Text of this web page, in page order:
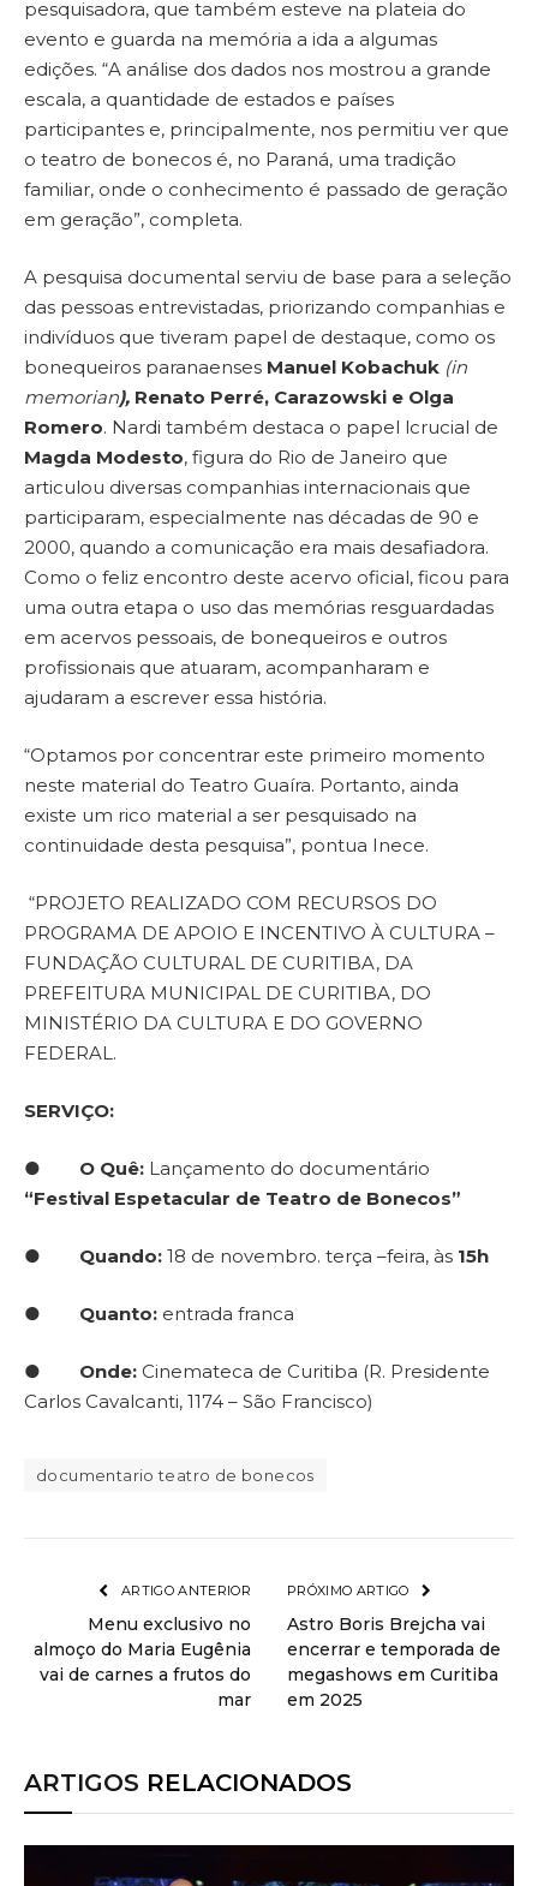
pesquisadora, que também esteve na plateia do
evento e guarda na memória a ida a algumas
edições. “A análise dos dados nos mostrou a grande
escala, a quantidade de estados e países
participantes e, principalmente, nos permitiu ver que
o teatro de bonecos é, no Paraná, uma tradição
familiar, onde o conhecimento é passado de geração
em geração”, completa.
A pesquisa documental serviu de base para a seleção
das pessoas entrevistadas, priorizando companhias e
indivíduos que tiveram papel de destaque, como os
bonequeiros paranaenses Manuel Kobachuk (in
memorian), Renato Perré, Carazowski e Olga
Romero. Nardi também destaca o papel lcrucial de
Magda Modesto, figura do Rio de Janeiro que
articulou diversas companhias internacionais que
participaram, especialmente nas décadas de 90 e
2000, quando a comunicação era mais desafiadora.
Como o feliz encontro deste acervo oficial, ficou para
uma outra etapa o uso das memórias resguardadas
em acervos pessoais, de bonequeiros e outros
profissionais que atuaram, acompanharam e
ajudaram a escrever essa história.
“Optamos por concentrar este primeiro momento
neste material do Teatro Guaíra. Portanto, ainda
existe um rico material a ser pesquisado na
continuidade desta pesquisa”, pontua Inece.
“PROJETO REALIZADO COM RECURSOS DO
PROGRAMA DE APOIO E INCENTIVO À CULTURA –
FUNDAÇÃO CULTURAL DE CURITIBA, DA
PREFEITURA MUNICIPAL DE CURITIBA, DO
MINISTÉRIO DA CULTURA E DO GOVERNO
FEDERAL.
SERVIÇO:
● O Quê: Lançamento do documentário
“Festival Espetacular de Teatro de Bonecos”
● Quando: 18 de novembro. terça –feira, às 15h
● Quanto: entrada franca
● Onde: Cinemateca de Curitiba (R. Presidente
Carlos Cavalcanti, 1174 – São Francisco)
documentario teatro de bonecos
ARTIGO ANTERIOR
Menu exclusivo no
almoço do Maria Eugênia
vai de carnes a frutos do
mar
PRÓXIMO ARTIGO
Astro Boris Brejcha vai
encerrar e temporada de
megashows em Curitiba
em 2025
ARTIGOS RELACIONADOS